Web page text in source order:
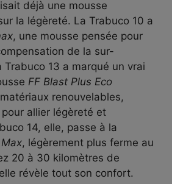
déjà une mousse
la légèreté. La Trabuco 10 a
, une mousse pensée pour
de la sur-
Trabuco 13 a marqué un vrai
FF Blast Plus Eco
renouvelables,
pour allier légèreté et
14, elle, passe à la
, légèrement plus ferme au
20 à 30 kilomètres de
révèle tout son confort.